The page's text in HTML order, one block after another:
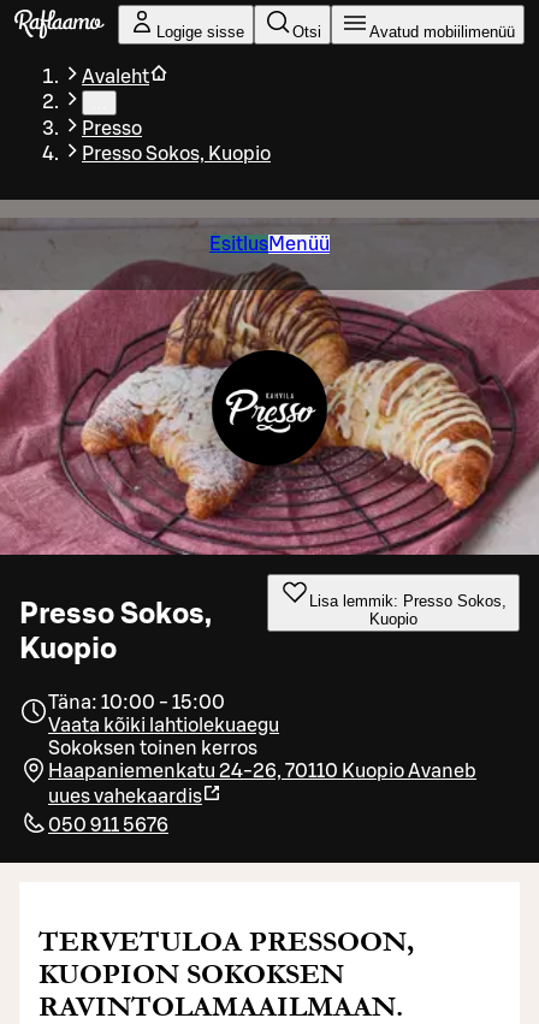
Liigu peamise sisu juurde
Logige sisse Otsi Avatud mobiilimenüü
Avaleht
Presso
Presso Sokos, Kuopio
EsitlusMenüü
Presso Sokos,
Kuopio
Lisa lemmik: Presso Sokos,
Kuopio
Täna: 10:00 - 15:00
Vaata kõiki lahtiolekuaegu
Sokoksen toinen kerros
Haapaniemenkatu 24-26, 70110 KuopioAvaneb
uues vahekaardis
050 911 5676
TERVETULOA PRESSOON,
KUOPION SOKOKSEN
RAVINTOLAMAAILMAAN.